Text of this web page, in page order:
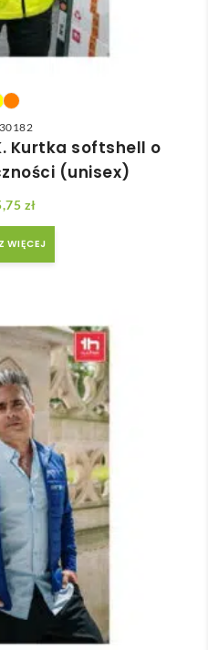
Kurtka softshell o
(unisex)
zł
WIĘCEJ